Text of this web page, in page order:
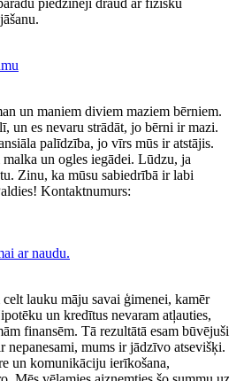
un maniem diviem maziem bērniem.
un es nevaru strādāt, jo bērni ir mazi.
palīdzība, jo vīrs mūs ir atstājis.
un ogles iegādei. Lūdzu, ja
Zinu, ka mūsu sabiedrībā ir labi
Kontaktnumurs:
ar naudu.
lauku māju savai ģimenei, kamēr
un kredītus nevaram atļauties,
finansēm. Tā rezultātā esam būvējuši
nepanesami, mums ir jādzīvo atsevišķi.
un komunikāciju ierīkošana,